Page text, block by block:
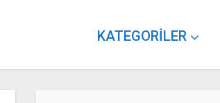
KATEGORILER